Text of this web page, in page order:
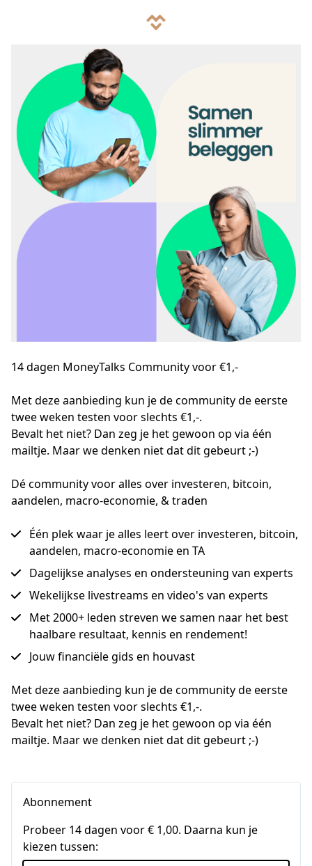
14 dagen MoneyTalks Community voor €1,-
Met deze aanbieding kun je de community de eerste
twee weken testen voor slechts €1,-.
Bevalt het niet? Dan zeg je het gewoon op via één
mailtje. Maar we denken niet dat dit gebeurt ;-)
Dé community voor alles over investeren, bitcoin,
aandelen, macro-economie, & traden
Één plek waar je alles leert over investeren, bitcoin,
aandelen, macro-economie en TA
Dagelijkse analyses en ondersteuning van experts
Wekelijkse livestreams en video's van experts
Met 2000+ leden streven we samen naar het best
haalbare resultaat, kennis en rendement!
Jouw financiële gids en houvast
Met deze aanbieding kun je de community de eerste
twee weken testen voor slechts €1,-.
Bevalt het niet? Dan zeg je het gewoon op via één
mailtje. Maar we denken niet dat dit gebeurt ;-)
Abonnement
Probeer 14 dagen voor € 1,00. Daarna kun je
kiezen tussen: